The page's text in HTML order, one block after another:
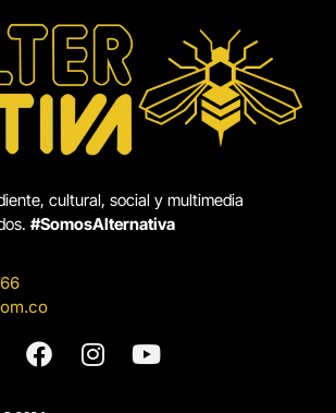
cultural, social y multimedia
#SomosAlternativa